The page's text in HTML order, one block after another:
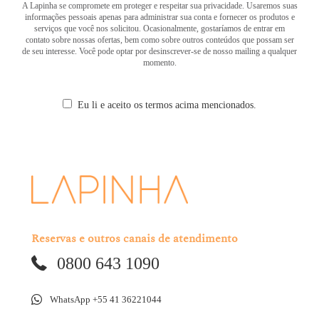
A Lapinha se compromete em proteger e respeitar sua privacidade. Usaremos suas
informações pessoais apenas para administrar sua conta e fornecer os produtos e
serviços que você nos solicitou. Ocasionalmente, gostaríamos de entrar em
contato sobre nossas ofertas, bem como sobre outros conteúdos que possam ser
de seu interesse. Você pode optar por desinscrever-se de nosso mailing a qualquer
momento.
Eu li e aceito os termos acima mencionados.
Reservas e outros canais de atendimento
0800 643 1090
WhatsApp +55 41 36221044